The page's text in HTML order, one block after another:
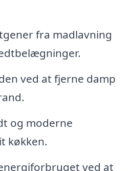
fra madlavning
ved at fjerne damp
og moderne
køkken.
ved at